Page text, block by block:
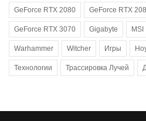
GeForce RTX 2080 GeForce RTX
GeForce RTX 3070 Gigabyte MSI
Warhammer Witcher Игры
Технологии Трассировка Лучей